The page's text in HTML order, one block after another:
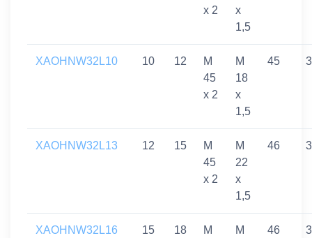
x 2
x
1,5
XAOHNW32L10 10 12
M
45
x 2
M
18
x
1,5
45
XAOHNW32L13 12 15
M
45
x 2
M
22
x
1,5
46
XAOHNW32L16 15 18
M
M
46